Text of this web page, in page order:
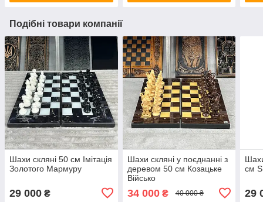
Подібні товари компанії
Шахи скляні 50 см Імітація
Золотого Мармуру
29 000 ₴
Шахи скляні у поєднанні з
деревом 50 см Козацьке
Військо
34 000₴ 40 000 ₴
см
29